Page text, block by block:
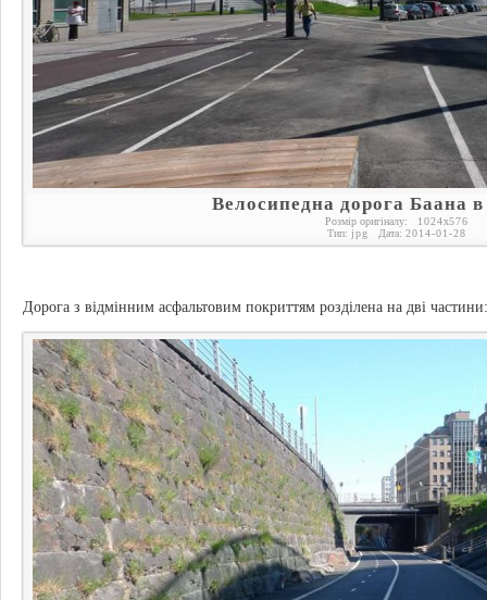
Велосипедна дорога Баана в
Розмір оригіналу: 1024x576
Тип: jpg Дата: 2014-01-28
Дорога з відмінним асфальтовим покриттям розділена на дві